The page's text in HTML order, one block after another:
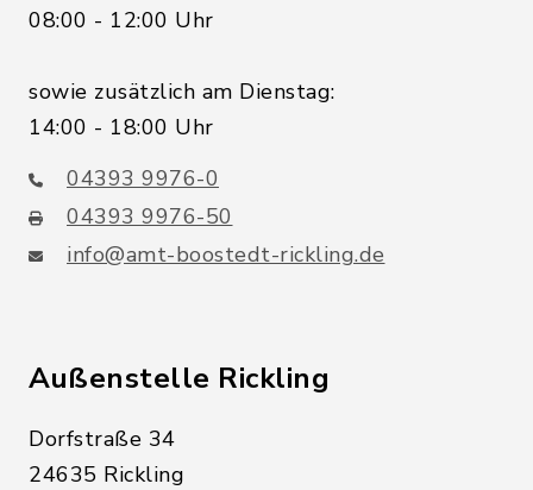
08:00 - 12:00 Uhr
sowie zusätzlich am Dienstag:
14:00 - 18:00 Uhr
04393 9976-0
04393 9976-50
info@amt-boostedt-rickling.de
Außenstelle Rickling
Dorfstraße 34
24635 Rickling